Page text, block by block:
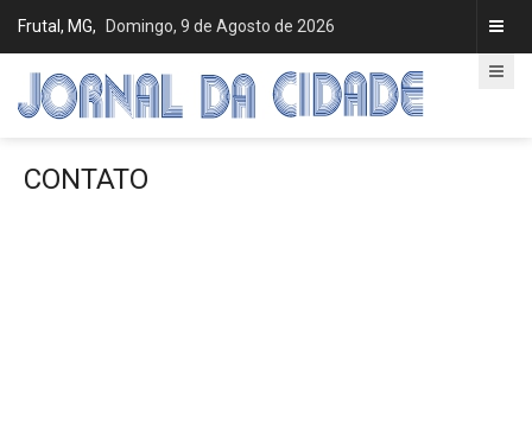
Frutal, MG, Domingo, 9 de Agosto de 2026
CONTATO